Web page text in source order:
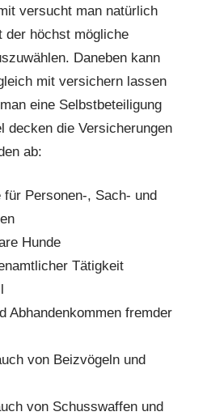
versucht man natürlich
der höchst mögliche
Daneben kann
mit versichern lassen
eine Selbstbeteiligung
decken die Versicherungen
ab:
für Personen-, Sach- und
Hunde
Tätigkeit
Abhandenkommen fremder
von Beizvögeln und
von Schusswaffen und